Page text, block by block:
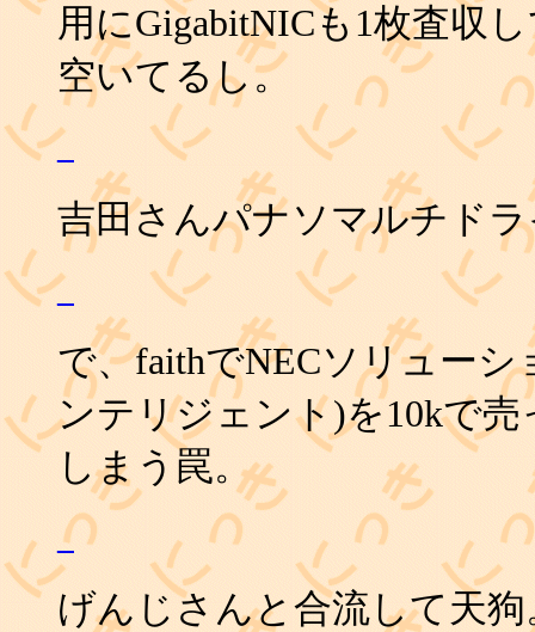
用にGigabitNICも1枚査収
空いてるし。
_
吉田さんパナソマルチド
_
で、faithでNECソリューシ
ンテリジェント)を10kで
しまう罠。
_
げんじさんと合流して天